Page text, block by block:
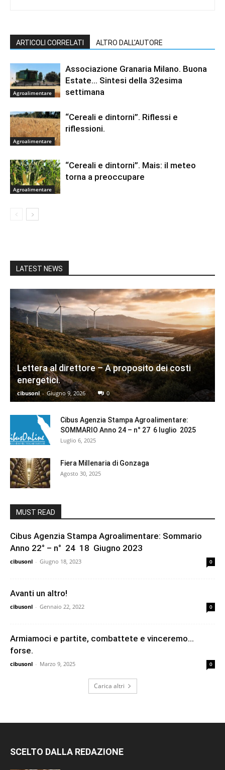
ARTICOLI CORRELATI ALTRO DALL'AUTORE
Agroalimentare
Associazione Granaria Milano. Buona
Estate… Sintesi della 32esima
settimana
Agroalimentare
“Cereali e dintorni”. Riflessi e
riflessioni.
Agroalimentare
“Cereali e dintorni”. Mais: il meteo
torna a preoccupare
LATEST NEWS
Lettera al direttore – A proposito dei costi
energetici.
cibusonl - Giugno 9, 2026 0
Cibus Agenzia Stampa Agroalimentare:
SOMMARIO Anno 24 – n° 27 6 luglio 2025
Luglio 6, 2025
Fiera Millenaria di Gonzaga
Agosto 30, 2025
MUST READ
Cibus Agenzia Stampa Agroalimentare: Sommario
Anno 22° – n° 24 18 Giugno 2023
cibusonl - Giugno 18, 2023 0
Avanti un altro!
cibusonl - Gennaio 22, 2022 0
Armiamoci e partite, combattete e vinceremo…
forse.
cibusonl - Marzo 9, 2025 0
Carica altri
SCELTO DALLA REDAZIONE